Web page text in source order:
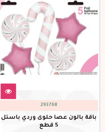
293768
باقة بالون عصا حلوى وردي باستل
5 قطع